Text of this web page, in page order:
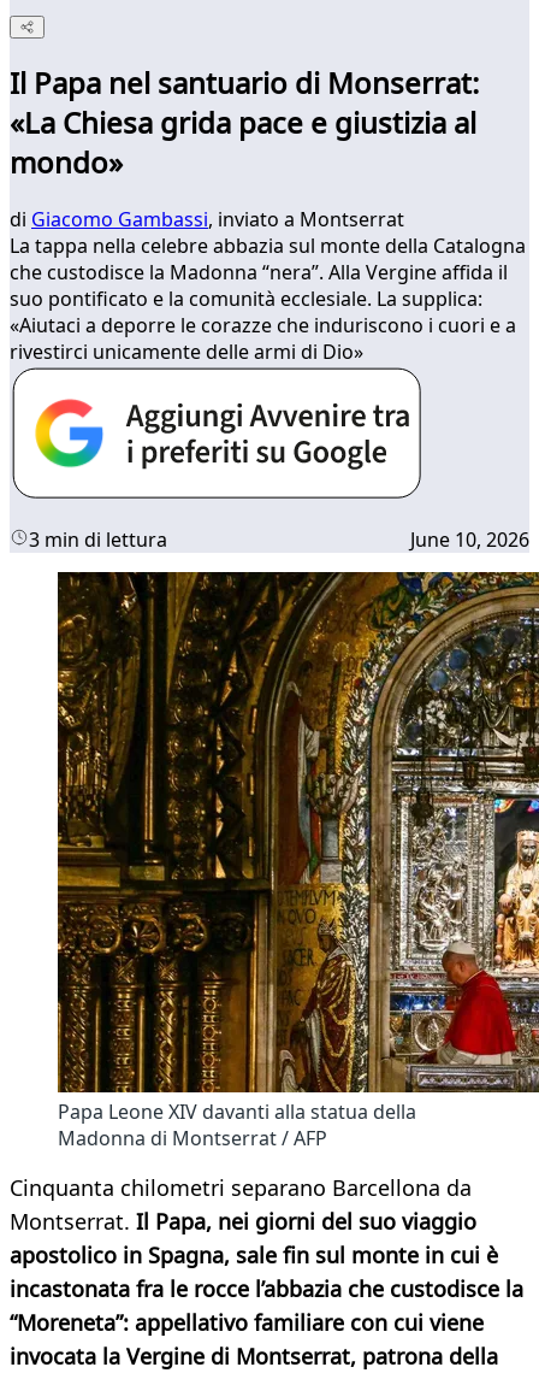
Il Papa nel santuario di Monserrat:
«La Chiesa grida pace e giustizia al
mondo»
di Giacomo Gambassi, inviato a Montserrat
La tappa nella celebre abbazia sul monte della Catalogna
che custodisce la Madonna “nera”. Alla Vergine affida il
suo pontificato e la comunità ecclesiale. La supplica:
«Aiutaci a deporre le corazze che induriscono i cuori e a
rivestirci unicamente delle armi di Dio»
3 min di lettura June 10, 2026
Papa Leone XIV davanti alla statua della
Madonna di Montserrat / AFP
Cinquanta chilometri separano Barcellona da
Montserrat. Il Papa, nei giorni del suo viaggio
apostolico in Spagna, sale fin sul monte in cui è
incastonata fra le rocce l’abbazia che custodisce la
“Moreneta”: appellativo familiare con cui viene
invocata la Vergine di Montserrat, patrona della